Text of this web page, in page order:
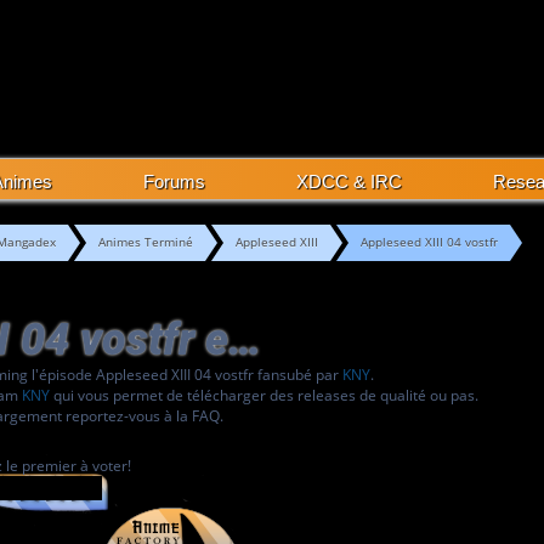
Forums XDCC & IRC
Animes Terminé Appleseed XIII Appleseed XIII 04 vostfr
Appleseed XIII 04 vostfr episode
l'épisode Appleseed XIII 04 vostfr fansubé par KNY.
KNYqui vous permet de télécharger des releases de qualité ou pas.
reportez-vous à la FAQ.
le premier à voter!